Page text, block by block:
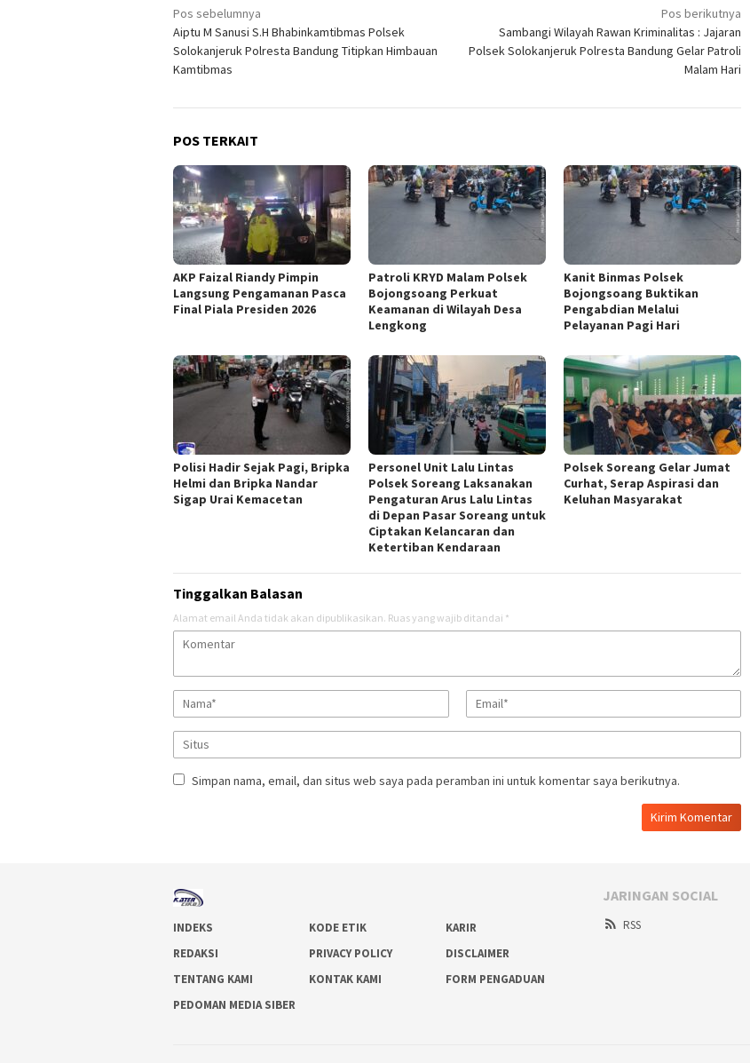
Navigasi
pos
Pos sebelumnya
Aiptu M Sanusi S.H Bhabinkamtibmas Polsek
Solokanjeruk Polresta Bandung Titipkan Himbauan
Kamtibmas
Pos berikutnya
Sambangi Wilayah Rawan Kriminalitas : Jajaran
Polsek Solokanjeruk Polresta Bandung Gelar Patroli
Malam Hari
POS TERKAIT
AKP Faizal Riandy Pimpin
Langsung Pengamanan Pasca
Final Piala Presiden 2026
Patroli KRYD Malam Polsek
Bojongsoang Perkuat
Keamanan di Wilayah Desa
Lengkong
Kanit Binmas Polsek
Bojongsoang Buktikan
Pengabdian Melalui
Pelayanan Pagi Hari
Polisi Hadir Sejak Pagi, Bripka
Helmi dan Bripka Nandar
Sigap Urai Kemacetan
Personel Unit Lalu Lintas
Polsek Soreang Laksanakan
Pengaturan Arus Lalu Lintas
di Depan Pasar Soreang untuk
Ciptakan Kelancaran dan
Ketertiban Kendaraan
Polsek Soreang Gelar Jumat
Curhat, Serap Aspirasi dan
Keluhan Masyarakat
Tinggalkan Balasan
Alamat email Anda tidak akan dipublikasikan. Ruas yang wajib ditandai *
Simpan nama, email, dan situs web saya pada peramban ini untuk komentar saya berikutnya.
INDEKS KODE ETIK
KARIR
REDAKSI
PRIVACY POLICY
DISCLAIMER
TENTANG KAMI
KONTAK KAMI
FORM PENGADUAN
PEDOMAN MEDIA SIBER
JARINGAN SOCIAL
RSS